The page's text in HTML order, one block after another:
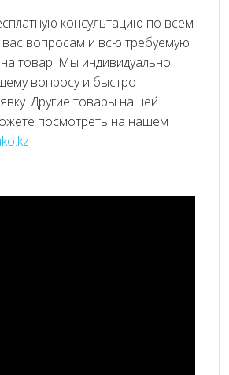
консультацию по всем
вопросам и всю требуемую
товар. Мы индивидуально
вопросу и быстро
Другие товары нашей
посмотреть на нашем